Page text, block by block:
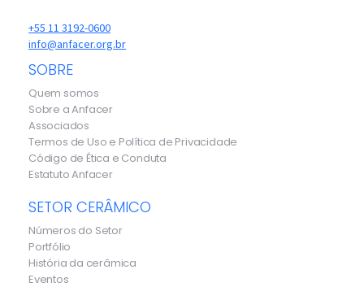
+55 11 3192-0600
info@anfacer.org.br
SOBRE
Quem somos
Sobre a Anfacer
Associados
Termos de Uso e Política de Privacidade
Código de Ética e Conduta
Estatuto Anfacer
SETOR CERÂMICO
Números do Setor
Portfólio
História da cerâmica
Eventos